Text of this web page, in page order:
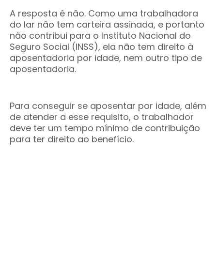
A resposta é não. Como uma trabalhadora
do lar não tem carteira assinada, e portanto
não contribui para o Instituto Nacional do
Seguro Social (INSS), ela não tem direito à
aposentadoria por idade, nem outro tipo de
aposentadoria.
Para conseguir se aposentar por idade, além
de atender a esse requisito, o trabalhador
deve ter um tempo mínimo de contribuição
para ter direito ao benefício.